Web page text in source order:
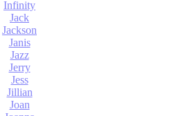
Infinity
Jack
Jackson
Janis
Jazz
Jerry
Jess
Jillian
Joan